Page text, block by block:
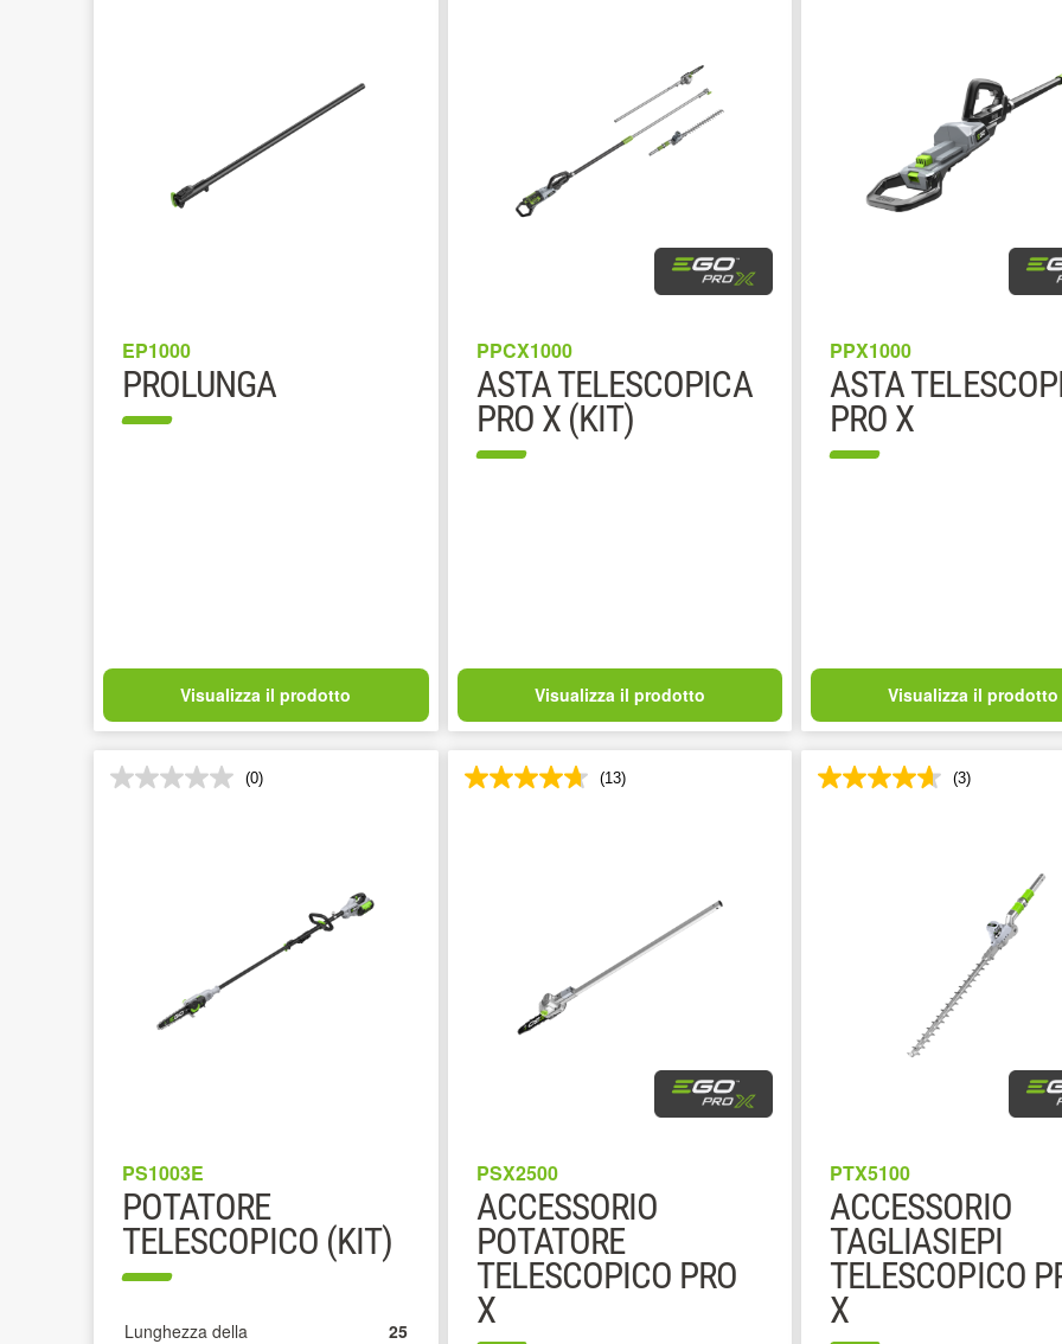
EP1000
PROLUNGA
Visualizza il prodotto
PPCX1000
ASTA TELESCOPICA
PRO X (KIT)
Visualizza il prodotto
PPX1000
ASTA
PRO X
Visualizza il prodotto
(0)
PS1003E
POTATORE
TELESCOPICO (KIT)
Lunghezza della
25
(13)
PSX2500
ACCESSORIO
POTATORE
TELESCOPICO PRO
X
(3)
PTX5100
ACCESSORIO
TAGLIASIEPI
TELESCOPICO
X